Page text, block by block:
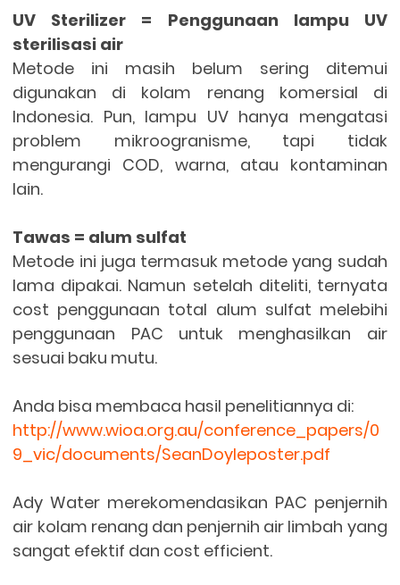
UV Sterilizer = Penggunaan lampu UV
sterilisasi air
Metode ini masih belum sering ditemui
digunakan di kolam renang komersial di
Indonesia. Pun, lampu UV hanya mengatasi
problem mikroogranisme, tapi tidak
mengurangi COD, warna, atau kontaminan
lain.
Tawas = alum sulfat
Metode ini juga termasuk metode yang sudah
lama dipakai. Namun setelah diteliti, ternyata
cost penggunaan total alum sulfat melebihi
penggunaan PAC untuk menghasilkan air
sesuai baku mutu.
Anda bisa membaca hasil penelitiannya di:
http://www.wioa.org.au/conference_papers/0
9_vic/documents/SeanDoyleposter.pdf
Ady Water merekomendasikan PAC penjernih
air kolam renang dan penjernih air limbah yang
sangat efektif dan cost efficient.